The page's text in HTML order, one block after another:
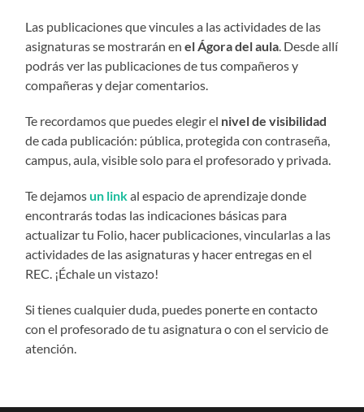
Las publicaciones que vincules a las actividades de las
asignaturas se mostrarán enel Ágora del aula. Desde allí
podrás ver las publicaciones de tus compañeros y
compañeras y dejar comentarios.
Te recordamos que puedes elegir el nivel de visibilidad
de cada publicación: pública, protegida con contraseña,
campus, aula, visible solo para el profesorado y privada.
Te dejamosun linkal espacio de aprendizajedonde
encontrarás todas las indicaciones básicas para
actualizar tu Folio, hacer publicaciones, vincularlas a las
actividades de las asignaturas y hacer entregas en el
REC. ¡Échale un vistazo!
Si tienes cualquier duda, puedes ponerte en contacto
con el profesorado de tu asignatura o con el servicio de
atención.